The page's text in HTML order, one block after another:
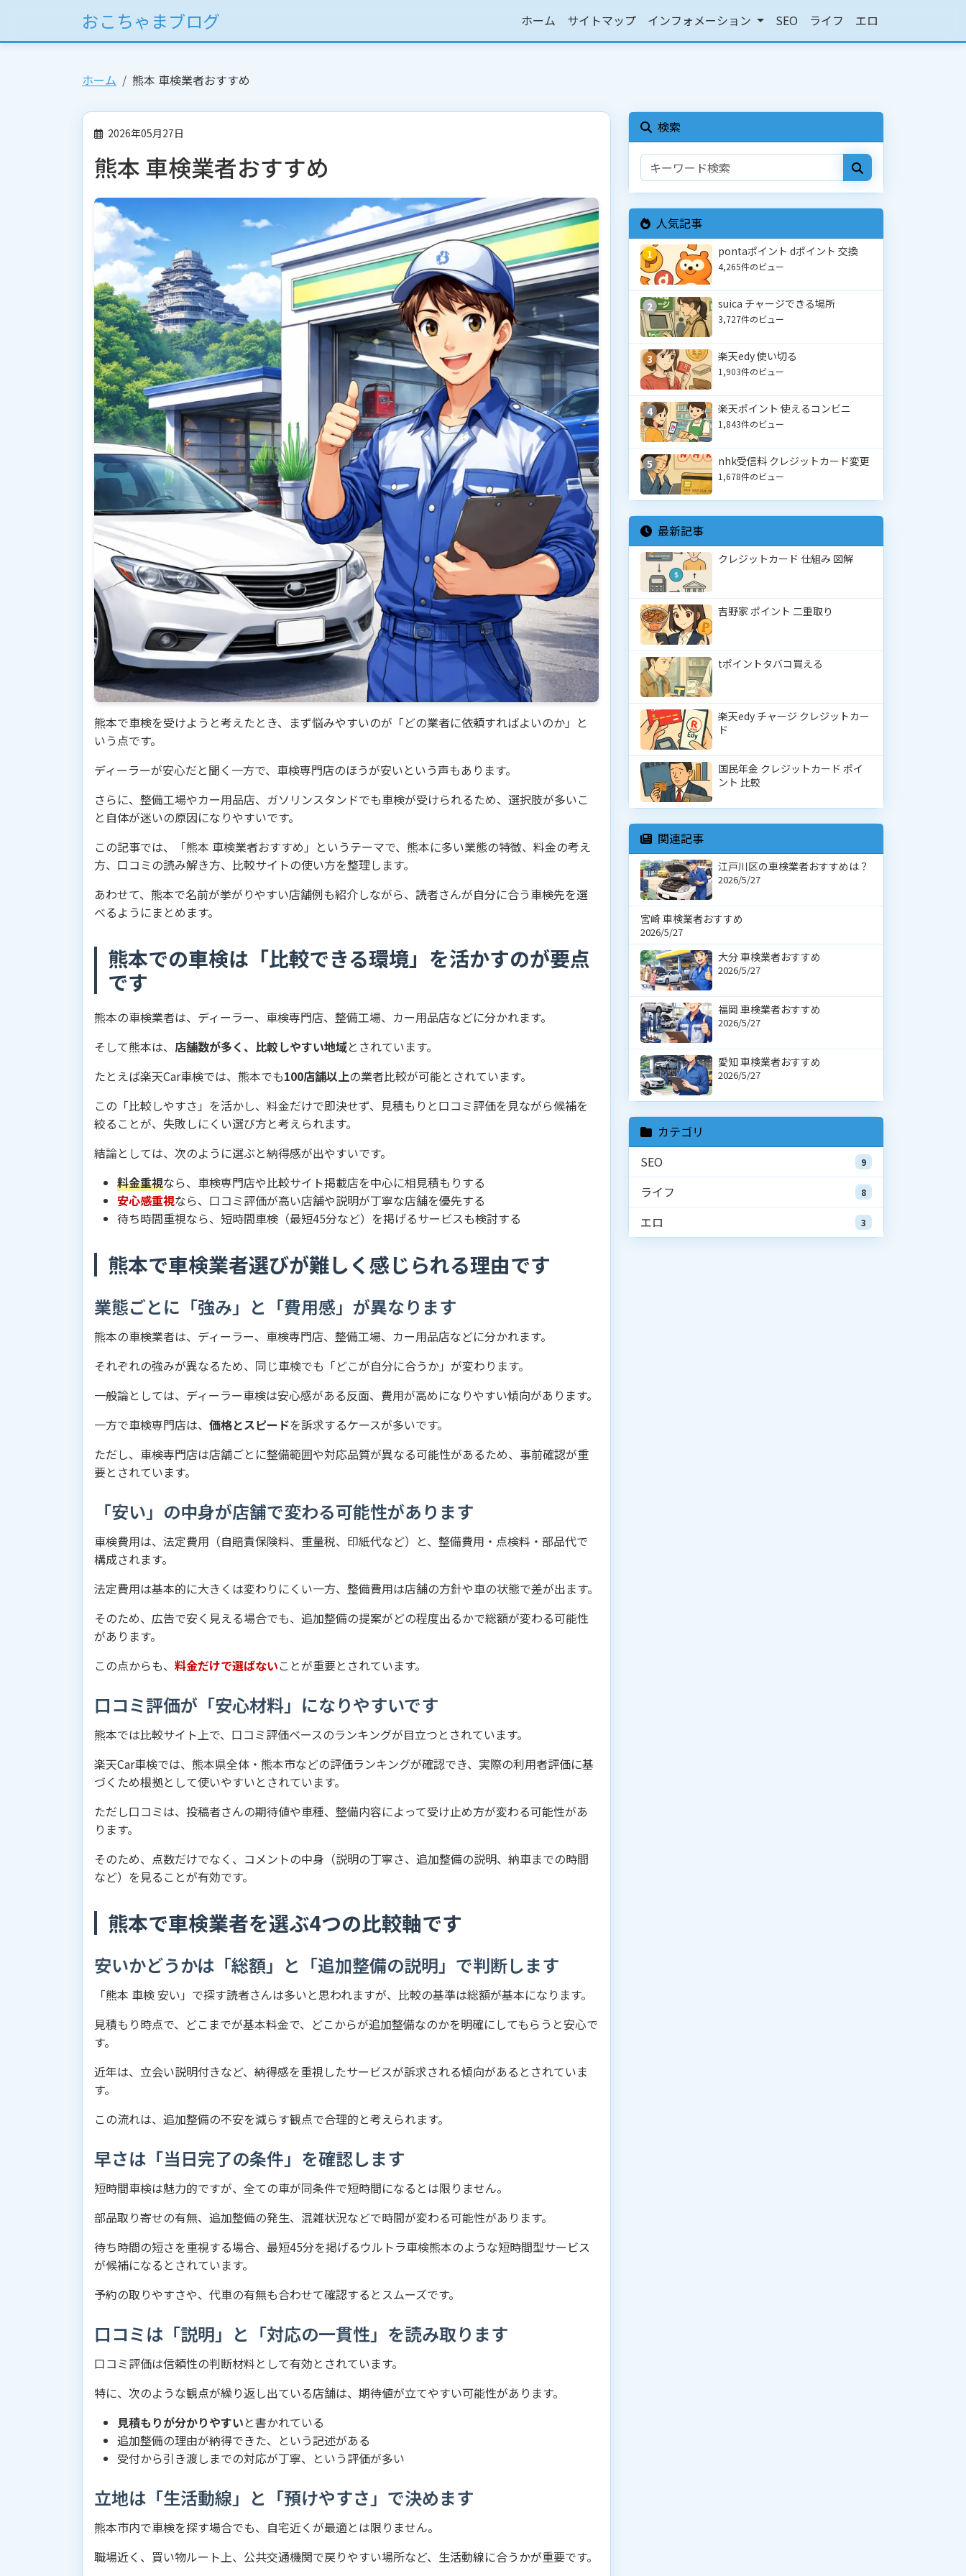
おこちゃまブログ ホーム サイトマップ インフォメーション SEO ライフ エロ
ホーム 熊本 車検業者おすすめ
2026年05月27日
熊本 車検業者おすすめ
熊本で車検を受けようと考えたとき、まず悩みやすいのが「どの業者に依頼すればよいのか」と
いう点です。
ディーラーが安心だと聞く一方で、車検専門店のほうが安いという声もあります。
さらに、整備工場やカー用品店、ガソリンスタンドでも車検が受けられるため、選択肢が多いこ
と自体が迷いの原因になりやすいです。
この記事では、「熊本 車検業者おすすめ」というテーマで、熊本に多い業態の特徴、料金の考え
方、口コミの読み解き方、比較サイトの使い方を整理します。
あわせて、熊本で名前が挙がりやすい店舗例も紹介しながら、読者さんが自分に合う車検先を選
べるようにまとめます。
熊本での車検は「比較できる環境」を活かすのが要点
です
熊本の車検業者は、ディーラー、車検専門店、整備工場、カー用品店などに分かれます。
そして熊本は、 店舗数が多く、比較しやすい地域とされています。
たとえば楽天Car車検では、熊本でも100店舗以上の業者比較が可能とされています。
この「比較しやすさ」を活かし、料金だけで即決せず、見積もりと口コミ評価を見ながら候補を
絞ることが、失敗しにくい選び方と考えられます。
結論としては、次のように選ぶと納得感が出やすいです。
料金重視なら、車検専門店や比較サイト掲載店を中心に相見積もりする
安心感重視なら、口コミ評価が高い店舗や説明が丁寧な店舗を優先する
待ち時間重視なら、短時間車検（最短45分など）を掲げるサービスも検討する
熊本で車検業者選びが難しく感じられる理由です
業態ごとに「強み」と「費用感」が異なります
熊本の車検業者は、ディーラー、車検専門店、整備工場、カー用品店などに分かれます。
それぞれの強みが異なるため、同じ車検でも「どこが自分に合うか」が変わります。
一般論としては、ディーラー車検は安心感がある反面、費用が高めになりやすい傾向があります。
一方で車検専門店は、 価格とスピードを訴求するケースが多いです。
ただし、車検専門店は店舗ごとに整備範囲や対応品質が異なる可能性があるため、事前確認が重
要とされています。
「安い」の中身が店舗で変わる可能性があります
車検費用は、法定費用（自賠責保険料、重量税、印紙代など）と、整備費用・点検料・部品代で
構成されます。
法定費用は基本的に大きくは変わりにくい一方、整備費用は店舗の方針や車の状態で差が出ます。
そのため、広告で安く見える場合でも、追加整備の提案がどの程度出るかで総額が変わる可能性
があります。
この点からも、 料金だけで選ばないことが重要とされています。
口コミ評価が「安心材料」になりやすいです
熊本では比較サイト上で、口コミ評価ベースのランキングが目立つとされています。
楽天Car車検では、熊本県全体・熊本市などの評価ランキングが確認でき、実際の利用者評価に基
づくため根拠として使いやすいとされています。
ただし口コミは、投稿者さんの期待値や車種、整備内容によって受け止め方が変わる可能性があ
ります。
そのため、点数だけでなく、コメントの中身（説明の丁寧さ、追加整備の説明、納車までの時間
など）を見ることが有効です。
熊本で車検業者を選ぶ4つの比較軸です
安いかどうかは「総額」と「追加整備の説明」で判断します
「熊本 車検 安い」で探す読者さんは多いと思われますが、比較の基準は総額が基本になります。
見積もり時点で、どこまでが基本料金で、どこからが追加整備なのかを明確にしてもらうと安心で
す。
近年は、立会い説明付きなど、納得感を重視したサービスが訴求される傾向があるとされていま
す。
この流れは、追加整備の不安を減らす観点で合理的と考えられます。
早さは「当日完了の条件」を確認します
短時間車検は魅力的ですが、全ての車が同条件で短時間になるとは限りません。
部品取り寄せの有無、追加整備の発生、混雑状況などで時間が変わる可能性があります。
待ち時間の短さを重視する場合、最短45分を掲げるウルトラ車検熊本のような短時間型サービス
が候補になるとされています。
予約の取りやすさや、代車の有無も合わせて確認するとスムーズです。
口コミは「説明」と「対応の一貫性」を読み取ります
口コミ評価は信頼性の判断材料として有効とされています。
特に、次のような観点が繰り返し出ている店舗は、期待値が立てやすい可能性があります。
見積もりが分かりやすいと書かれている
追加整備の理由が納得できた、という記述がある
受付から引き渡しまでの対応が丁寧、という評価が多い
立地は「生活動線」と「預けやすさ」で決めます
熊本市内で車検を探す場合でも、自宅近くが最適とは限りません。
職場近く、買い物ルート上、公共交通機関で戻りやすい場所など、生活動線に合うかが重要です。
検索
人気記事
1 pontaポイント dポイント 交換
4,265件のビュー
2 suica チャージできる場所
3,727件のビュー
3 楽天edy 使い切る
1,903件のビュー
4 楽天ポイント 使えるコンビニ
1,843件のビュー
5 nhk受信料 クレジットカード変更
1,678件のビュー
最新記事
クレジットカード 仕組み 図解
吉野家 ポイント 二重取り
tポイントタバコ買える
楽天edy チャージ クレジットカー
ド
国民年金 クレジットカード ポイ
ント 比較
関連記事
江戸川区の車検業者おすすめは？
2026/5/27
宮崎 車検業者おすすめ
2026/5/27
大分 車検業者おすすめ
2026/5/27
福岡 車検業者おすすめ
2026/5/27
愛知 車検業者おすすめ
2026/5/27
カテゴリ
SEO
9
ライフ 8
エロ 3